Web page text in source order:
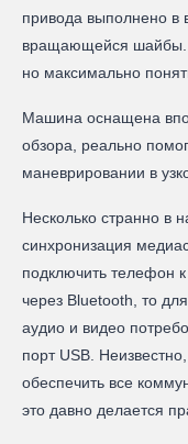
привода выполнено в
вращающейся шайбы.
но максимально
Машина оснащена
обзора, реально
маневрировании в
Несколько странно в
синхронизация
подключить телефон
через Bluetooth, то
аудио и видео
порт USB.
обеспечить все
это давно делается